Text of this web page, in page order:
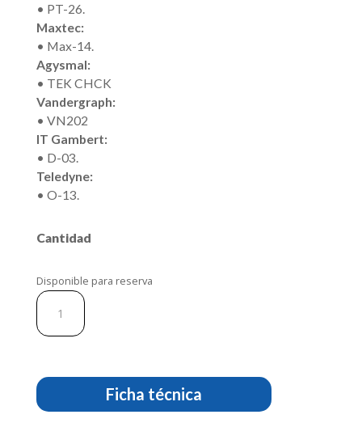
• PT-26.
Maxtec:
• Max-14.
Agysmal:
• TEK CHCK
Vandergraph:
• VN202
IT Gambert:
• D-03.
Teledyne:
• O-13.
Cantidad
Disponible para reserva
Sensor
Oxígeno
11-
37-
Ficha técnica